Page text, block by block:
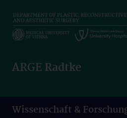
main
content
ARGE Radtke
Wissenschaft &